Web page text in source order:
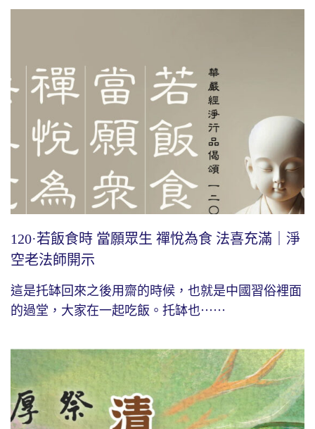
120·若飯食時 當願眾生 禪悅為食 法喜充滿｜淨
空老法師開示
這是托缽回來之後用齋的時候，也就是中國習俗裡面
的過堂，大家在一起吃飯。托缽也⋯⋯